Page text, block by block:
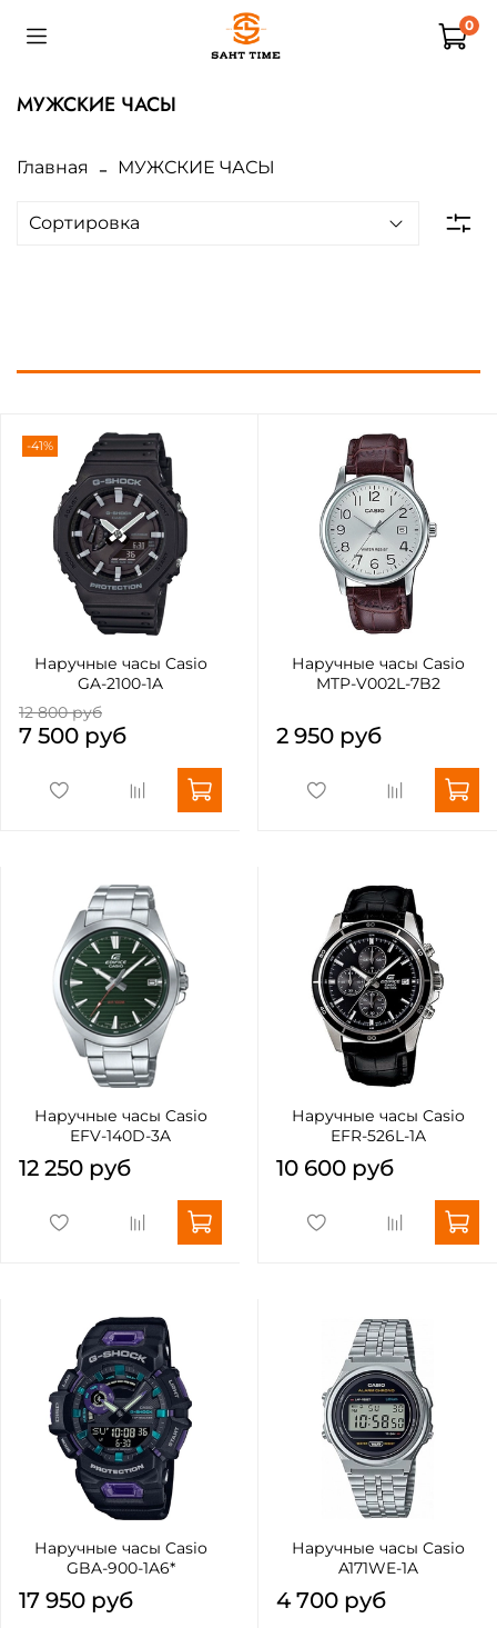
0
МУЖСКИЕ ЧАСЫ
Главная МУЖСКИЕ ЧАСЫ
-41%
Наручные часы Casio
GA-2100-1A
12 800 руб
7 500 руб
Наручные часы Casio
MTP-V002L-7B2
2 950 руб
Наручные часы Casio
EFV-140D-3A
12 250 руб
Наручные часы Casio
EFR-526L-1A
10 600 руб
Наручные часы Casio
GBA-900-1A6*
17 950 руб
Наручные часы Casio
A171WE-1A
4 700 руб